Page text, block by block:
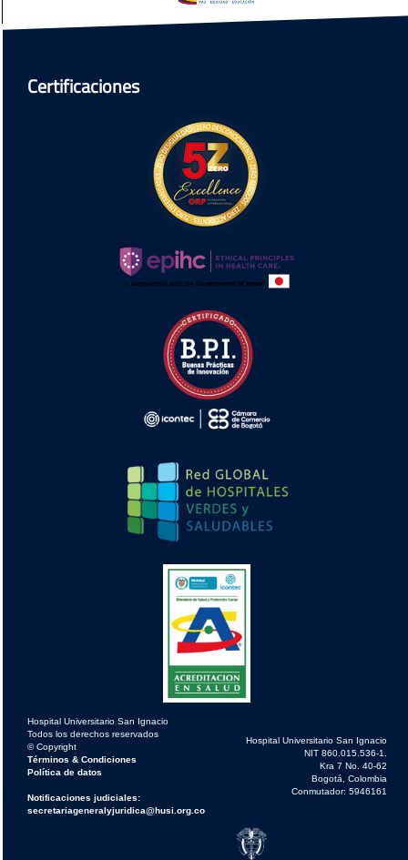
Certificaciones
Hospital Universitario San Ignacio
Todos los derechos reservados
© Copyright
Términos & Condiciones
Política de datos
Notificaciones judiciales:
secretariageneralyjuridica@husi.org.co
Hospital Universitario San Ignacio
NIT 860.015.536-1.
Kra 7 No. 40-62
Bogotá, Colombia
Conmutador: 5946161